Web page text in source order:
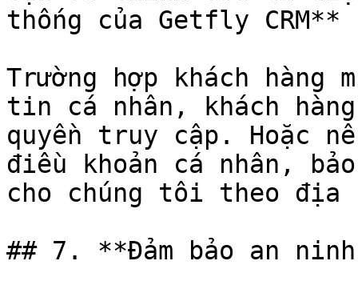
thống của Getfly CRM**
Trường hợp khách hàng
tin cá nhân, khách
quyền truy cập. Hoặc
điều khoản cá nhân,
cho chúng tôi theo địa
## 7. **Đảm bảo an